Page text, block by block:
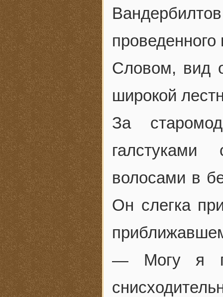
Словом, вид
широкой
За
волосами в
Он слегка
— Могу я